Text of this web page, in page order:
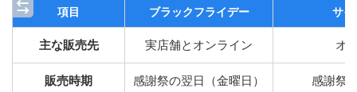
項目 ブラックフライデー サ
主な販売先 実店舗とオンライン オ
販売時期 感謝祭の翌日（金曜日） 感謝祭